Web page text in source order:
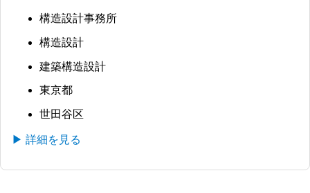
構造設計事務所
構造設計
建築構造設計
東京都
世田谷区
▶ 詳細を見る